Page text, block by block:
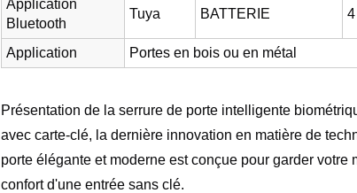
Application
Bluetooth
Tuya BATTERIE
Application Portes en bois ou en métal
Présentation de la serrure de porte intelligente
avec carte-clé, la dernière innovation en matière de
porte élégante et moderne est conçue pour garder
confort d'une entrée sans clé.